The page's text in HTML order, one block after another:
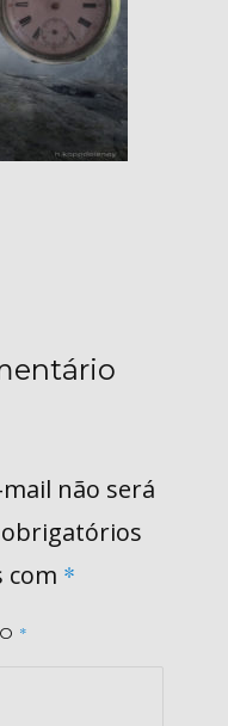
não será
com *
*